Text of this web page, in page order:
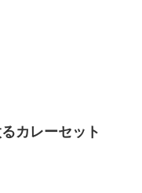
カレーセット